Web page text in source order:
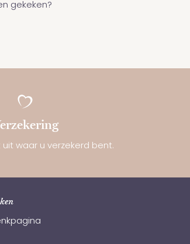
gekeken?
waar u verzekerd bent.